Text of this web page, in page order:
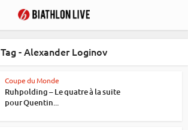
Tag - Alexander Loginov
Coupe du Monde
Ruhpolding – Le quatre à la suite
pour Quentin...